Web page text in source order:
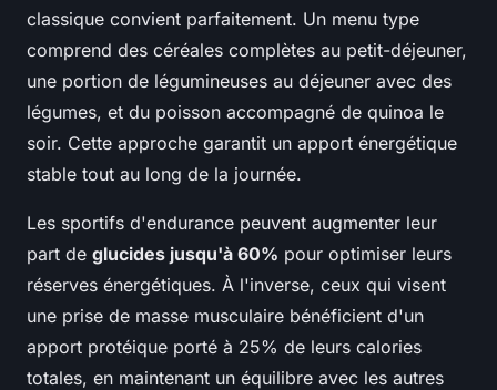
classique convient parfaitement. Un menu type
comprend des céréales complètes au petit-déjeuner,
une portion de légumineuses au déjeuner avec des
légumes, et du poisson accompagné de quinoa le
soir. Cette approche garantit un apport énergétique
stable tout au long de la journée.
Les sportifs d'endurance peuvent augmenter leur
part de glucides jusqu'à 60% pour optimiser leurs
réserves énergétiques. À l'inverse, ceux qui visent
une prise de masse musculaire bénéficient d'un
apport protéique porté à 25% de leurs calories
totales, en maintenant un équilibre avec les autres